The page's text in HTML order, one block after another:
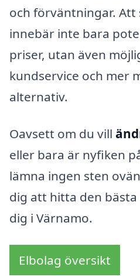
och förväntningar.
innebär inte bara
priser, utan även
kundservice och mer
alternativ.
Oavsett om du vill
eller bara är nyfiken
lämna ingen sten
dig att hitta den
dig i Värnamo.
Elbolag översikt